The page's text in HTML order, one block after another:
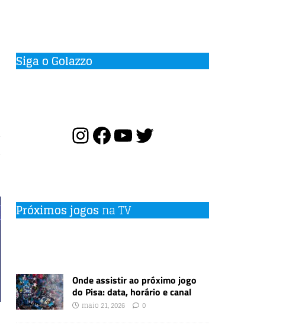
Siga o Golazzo
Próximos jogos na TV
Onde assistir ao próximo jogo
do Pisa: data, horário e canal
maio 21, 2026 0